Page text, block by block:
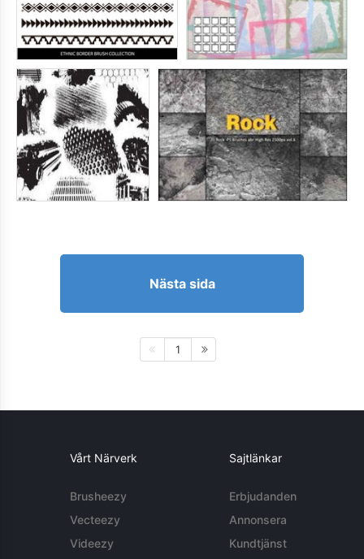
Nästa sida
1
Vårt Närverk
Brusheezy
Vecteezy
Videezy
Sajtlänkar
Erbjudanden
Annonsera
Kundtjänst